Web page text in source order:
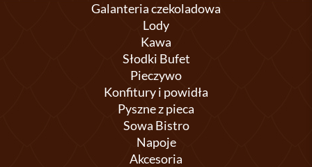
Galanteria czekoladowa
Lody
Kawa
Słodki Bufet
Pieczywo
Konfitury i powidła
Pyszne z pieca
Sowa Bistro
Napoje
Akcesoria